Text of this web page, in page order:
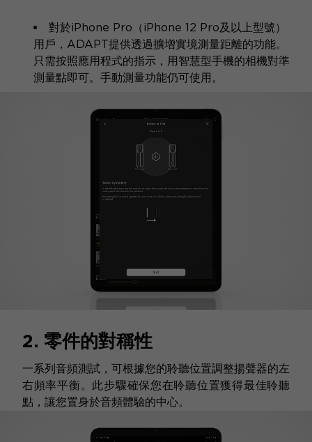
對於iPhone Pro（iPhone 12 Pro及以上型號）
用戶，ADAPT提供透過擴增實境測量距離的功能。
只需按照應用程式的指示，用智慧型手機的相機對準
測量點即可。手動測量功能仍可使用。
2. 零件的對稱性
一系列音頻測試，可根據您的聆聽位置調整揚聲器的左
右頻率平衡。此步驟確保您在聆聽位置獲得最佳聆聽
點，讓您置身於音頻體驗的中心。